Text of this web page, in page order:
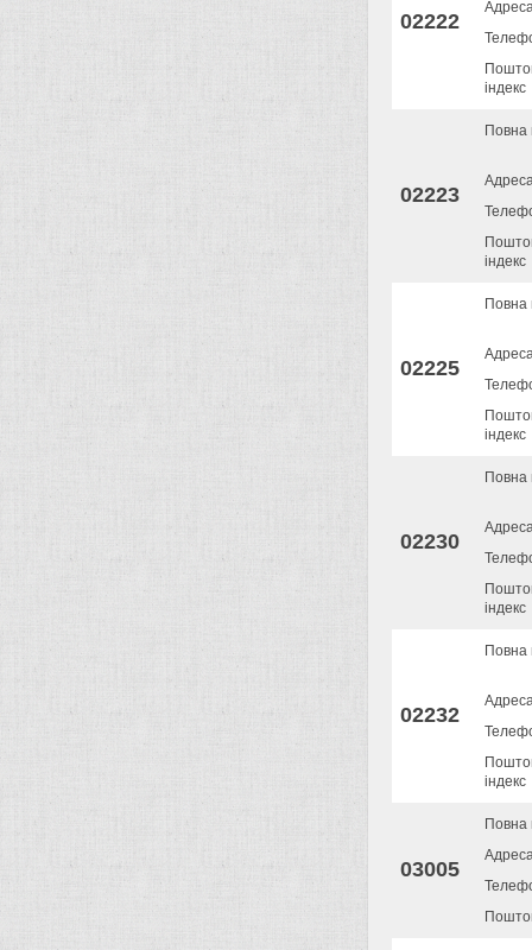
02222
індекс
02223
Повна
індекс
02225
Повна
індекс
02230
Повна
індекс
02232
Повна
індекс
03005
Повна